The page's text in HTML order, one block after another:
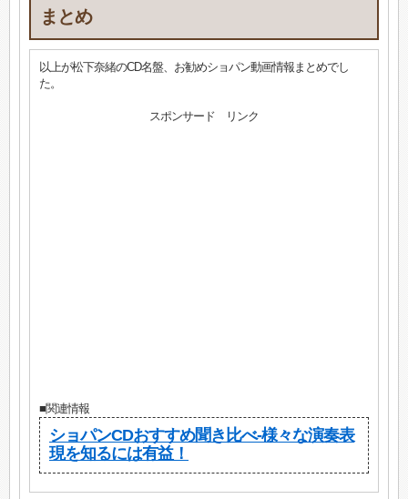
まとめ
以上が松下奈緒のCD名盤、お勧めショパン動画情報まとめでし
た。
スポンサード リンク
■関連情報
ショパンCDおすすめ聞き比べ-様々な演奏表
現を知るには有益！